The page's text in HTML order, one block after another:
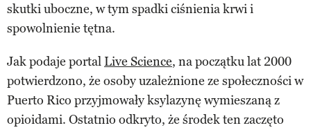
skutki uboczne, w tym spadki ciśnienia krwi i
spowolnienie tętna.
Jak podaje portal Live Science, na początku lat 2000
potwierdzono, że osoby uzależnione ze społeczności w
Puerto Rico przyjmowały ksylazynę wymieszaną z
opioidami. Ostatnio odkryto, że środek ten zaczęto